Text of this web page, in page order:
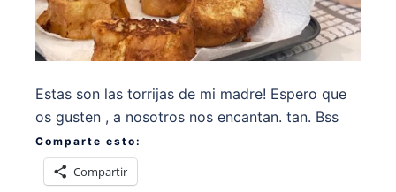
Estas son las torrijas de mi madre! Espero que
os gusten , a nosotros nos encantan. tan. Bss
Comparte esto:
Compartir